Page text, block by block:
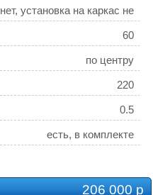
нет, установка на каркас не
предусмотрена
60
по центру
220
0.5
есть, в комплекте
нет, установка не
206 000 р